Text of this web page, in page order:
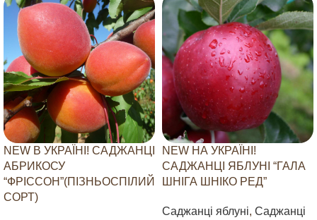
NEW В УКРАЇНІ! САДЖАНЦІ
АБРИКОСУ
“ФРІССОН”(ПІЗНЬОСПІЛИЙ
СОРТ)
NEW НА УКРАЇНІ!
САДЖАНЦІ ЯБЛУНІ “ГАЛА
ШНІГА ШНІКО РЕД”
Саджанці яблуні, Саджанці